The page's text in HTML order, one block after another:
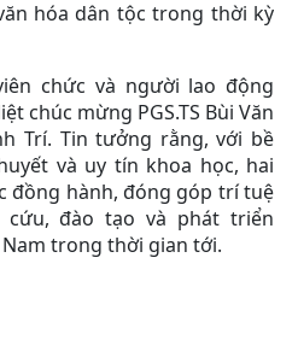
hóa dân tộc trong thời kỳ
chức và người lao động
chúc mừng PGS.TS Bùi Văn
Trí. Tin tưởng rằng, với bề
và uy tín khoa học, hai
đồng hành, đóng góp trí tuệ
cứu, đào tạo và phát triển
trong thời gian tới.